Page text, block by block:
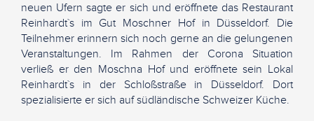
neuen Ufern sagte er sich und eröffnete das Restaurant
Reinhardt`s im Gut Moschner Hof in Düsseldorf. Die
Teilnehmer erinnern sich noch gerne an die gelungenen
Veranstaltungen. Im Rahmen der Corona Situation
verließ er den Moschna Hof und eröffnete sein Lokal
Reinhardt`s in der Schloßstraße in Düsseldorf. Dort
spezialisierte er sich auf südländische Schweizer Küche.